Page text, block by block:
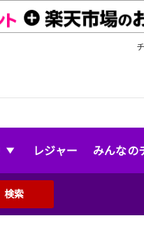
レジャー みんなの
検索